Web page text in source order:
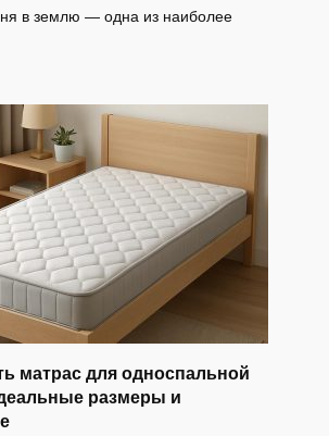
в землю — одна из наиболее
матрас для односпальной
размеры и